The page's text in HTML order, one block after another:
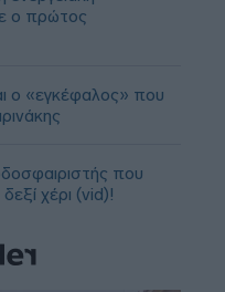
ο πρώτος
ο «εγκέφαλος» που
που
χέρι (vid)!